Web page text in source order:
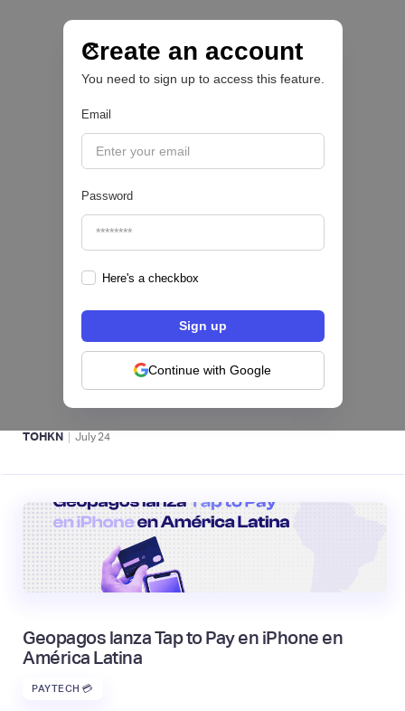
Create an account
You need to sign up to access this feature.
Email
Password
Here's a checkbox
Continue with Google
IA para automatizar la gestión de tesorería de
las PYMEs
BFM 👔
July 28
Fintech salvadoreña TOHKN lanza plataforma
para invertir desde US$10 en acciones de EE.
UU. y criptomonedas
ACTIVOS DIGITALES 👾
TOHKN | July 24
Geopagos lanza Tap to Pay en iPhone en
América Latina
PAYTECH 💳